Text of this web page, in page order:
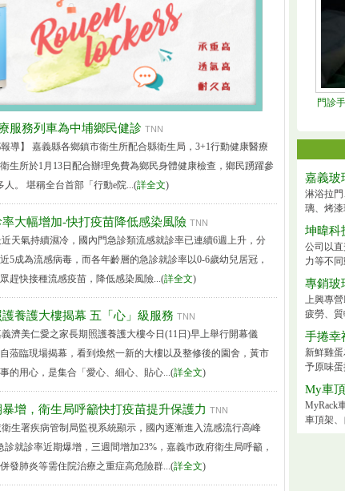
服務列車為中埔鄉民健診 TNN
報導】 嘉義縣各鄉鎮市衛生所配合縣衛生局，3+1行動健康醫療
生所於1月13日配合辦理免費為鄉民身體健康檢查，鄉民踴躍參
人。 堪稱全台首部「行動e院...(詳全文)
大幅增加-快打疫苗降低感染風險 TNN
天氣持續濕冷，國內門急診類流感就診率已連續6週上升，分
5成為流感病毒，而各年齡層的急診就診率以0-6歲幼兒居冠，
趕快接種流感疫苗，降低感染風險...(詳全文)
養護大樓揭幕 五「心」級服務 TNN
濟美仁愛之家長期照護養護大樓今日(11日)早上舉行開幕儀
蒞臨現場揭幕，看到煥然一新的大樓以及整修後的園舍，黃市
的用心，是集合「愛心、細心、貼心...(詳全文)
增，衛生局呼籲快打疫苗提升保護力 TNN
生署疾病管制局監視系統顯示，國內逐漸進入流感流行高峰
就診率近期爆增，三週間增加23%，嘉義巿政府衛生局呼籲，
發肺炎等需住院治療之重症高危險群...(詳全文)
門診
嘉義玻
淋浴拉
璃、烤
坤暐科
公司以
力等不
專銷玻
上興專
疲勞、
手捲幸
新鮮雞
予原味
My車
MyRack
車頂架